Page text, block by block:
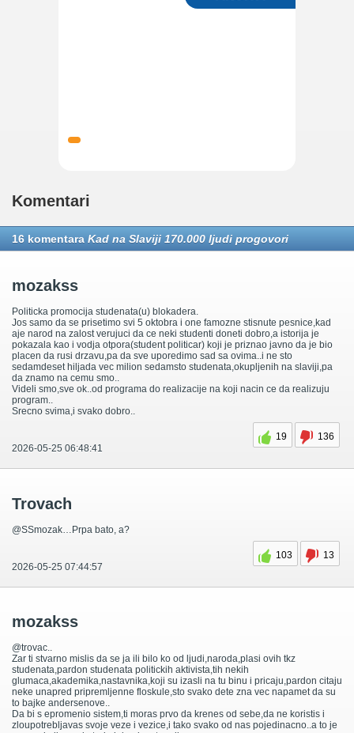
Komentari
16 komentara Kad na Slaviji 170.000 ljudi progovori
mozakss
Politicka promocija studenata(u) blokadera.
Jos samo da se prisetimo svi 5 oktobra i one famozne stisnute pesnice,kad
aje narod na zalost verujuci da ce neki studenti doneti dobro,a istorija je
pokazala kao i vodja otpora(student politicar) koji je priznao javno da je bio
placen da rusi drzavu,pa da sve uporedimo sad sa ovima..i ne sto
sedamdeset hiljada vec milion sedamsto studenata,okupljenih na slaviji,pa
da znamo na cemu smo..
Videli smo,sve ok..od programa do realizacije na koji nacin ce da realizuju
program..
Srecno svima,i svako dobro..
19
136
2026-05-25 06:48:41
Trovach
@SSmozak…Prpa bato, a?
103
13
2026-05-25 07:44:57
mozakss
@trovac..
Zar ti stvarno mislis da se ja ili bilo ko od ljudi,naroda,plasi ovih tkz
studenata,pardon studenata politickih aktivista,tih nekih
glumaca,akademika,nastavnika,koji su izasli na tu binu i pricaju,pardon citaju
neke unapred pripremljenne floskule,sto svako dete zna vec napamet da su
to bajke andersenove..
Da bi s epromenio sistem,ti moras prvo da krenes od sebe,da ne koristis i
zloupotrebljavas svoje veze i vezice,i tako svako od nas pojedinacno..a to je